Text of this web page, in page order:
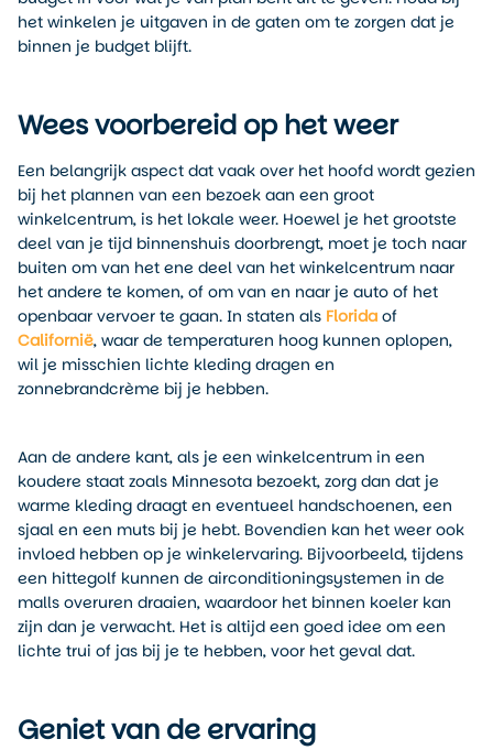
het winkelen je uitgaven in de gaten om te zorgen dat je
binnen je budget blijft.
Wees voorbereid op het weer
Een belangrijk aspect dat vaak over het hoofd wordt gezien
bij het plannen van een bezoek aan een groot
winkelcentrum, is het lokale weer. Hoewel je het grootste
deel van je tijd binnenshuis doorbrengt, moet je toch naar
buiten om van het ene deel van het winkelcentrum naar
het andere te komen, of om van en naar je auto of het
openbaar vervoer te gaan. In staten als Florida of
Californië, waar de temperaturen hoog kunnen oplopen,
wil je misschien lichte kleding dragen en
zonnebrandcrème bij je hebben.
Aan de andere kant, als je een winkelcentrum in een
koudere staat zoals Minnesota bezoekt, zorg dan dat je
warme kleding draagt en eventueel handschoenen, een
sjaal en een muts bij je hebt. Bovendien kan het weer ook
invloed hebben op je winkelervaring. Bijvoorbeeld, tijdens
een hittegolf kunnen de airconditioningsystemen in de
malls overuren draaien, waardoor het binnen koeler kan
zijn dan je verwacht. Het is altijd een goed idee om een
lichte trui of jas bij je te hebben, voor het geval dat.
Geniet van de ervaring